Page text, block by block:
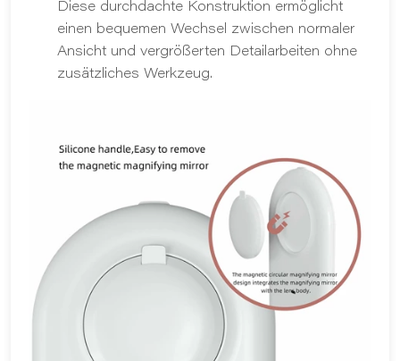
Diese durchdachte Konstruktion ermöglicht
einen bequemen Wechsel zwischen normaler
Ansicht und vergrößerten Detailarbeiten ohne
zusätzliches Werkzeug.